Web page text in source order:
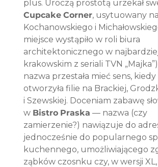
plus. Uroczą prostotą urzekał
Cupcake Corner, usytuowany
Kochanowskiego i
miejsce wystąpiło w roli biura
architektonicznego w
krakowskim z seriali TVN
nazwa przestała mieć sens,
otworzyła filie na Brackiej,
i Szewskiej. Doceniam zabawę
w Bistro Praska — nazwa (czy
zamierzenie?) nawiązuje do
jednocześnie do popularnego
kuchennego, umożliwiającego
ząbków czosnku czy, w wersji